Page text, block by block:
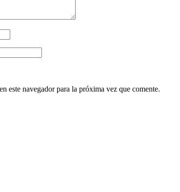
este navegador para la próxima vez que comente.